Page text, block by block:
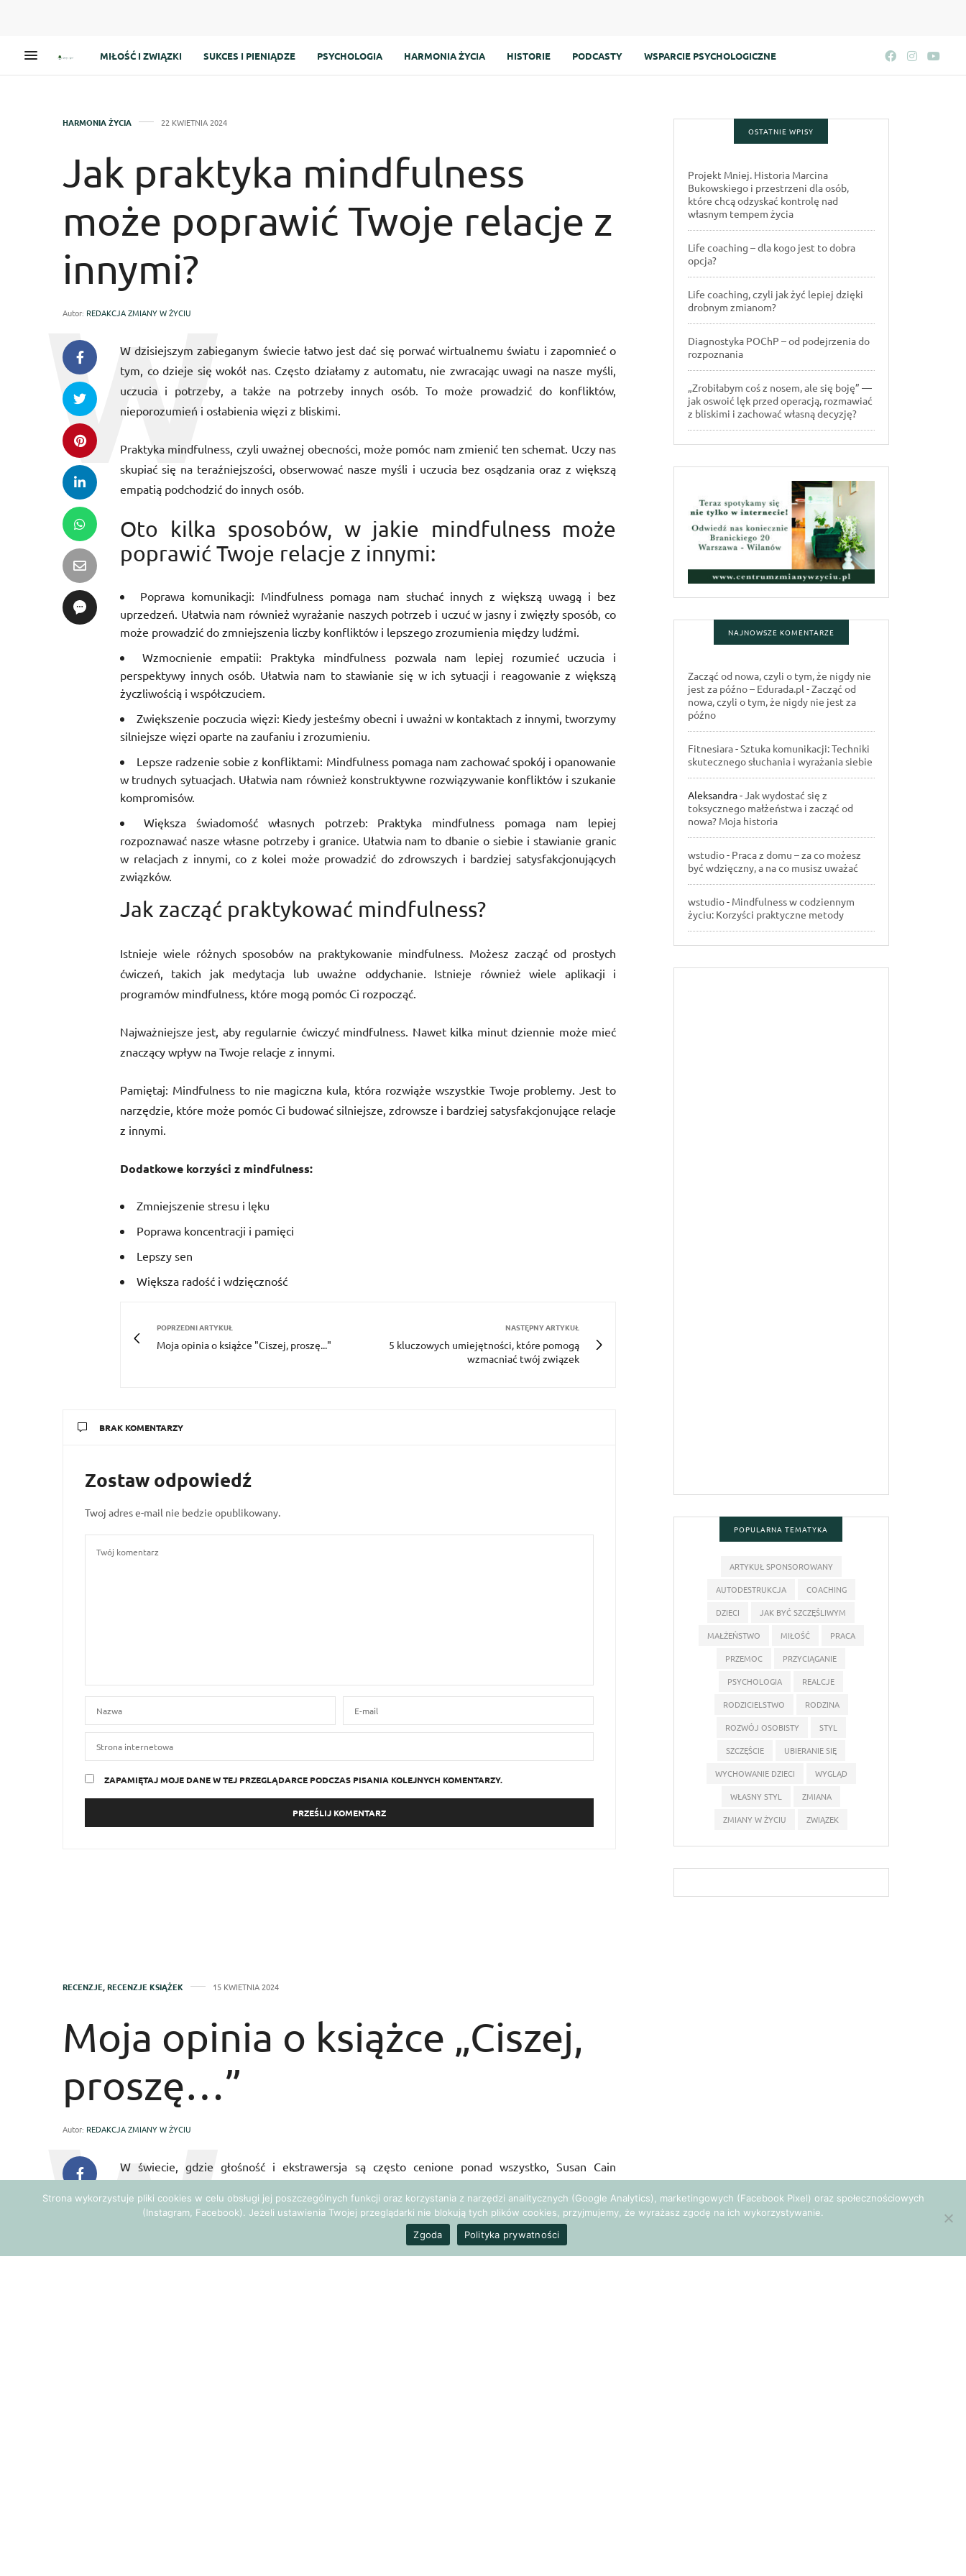
MIŁOŚĆ I ZWIĄZKI SUKCES I PIENIĄDZE PSYCHOLOGIA HARMONIA ŻYCIA HISTORIE PODCASTY WSPARCIE PSYCHOLOGICZNE
HARMONIA ŻYCIA 22 KWIETNIA 2024
Jak praktyka mindfulness
może poprawić Twoje relacje z
innymi?
Autor: REDAKCJA ZMIANY W ŻYCIU
W dzisiejszym zabieganym świecie łatwo jest dać się porwać wirtualnemu światu i zapomnieć o
tym, co dzieje się wokół nas. Często działamy z automatu, nie zwracając uwagi na nasze myśli,
uczucia i potrzeby, a także na potrzeby innych osób. To może prowadzić do konfliktów,
nieporozumień i osłabienia więzi z bliskimi.
Praktyka mindfulness, czyli uważnej obecności, może pomóc nam zmienić ten schemat. Uczy nas
skupiać się na teraźniejszości, obserwować nasze myśli i uczucia bez osądzania oraz z większą
empatią podchodzić do innych osób.
Oto kilka sposobów, w jakie mindfulness może
poprawić Twoje relacje z innymi:
Poprawa komunikacji: Mindfulness pomaga nam słuchać innych z większą uwagą i bez
uprzedzeń. Ułatwia nam również wyrażanie naszych potrzeb i uczuć w jasny i zwięzły sposób, co
może prowadzić do zmniejszenia liczby konfliktów i lepszego zrozumienia między ludźmi.
Wzmocnienie empatii: Praktyka mindfulness pozwala nam lepiej rozumieć uczucia i
perspektywy innych osób. Ułatwia nam to stawianie się w ich sytuacji i reagowanie z większą
życzliwością i współczuciem.
Zwiększenie poczucia więzi: Kiedy jesteśmy obecni i uważni w kontaktach z innymi, tworzymy
silniejsze więzi oparte na zaufaniu i zrozumieniu.
Lepsze radzenie sobie z konfliktami: Mindfulness pomaga nam zachować spokój i opanowanie
w trudnych sytuacjach. Ułatwia nam również konstruktywne rozwiązywanie konfliktów i szukanie
kompromisów.
Większa świadomość własnych potrzeb: Praktyka mindfulness pomaga nam lepiej
rozpoznawać nasze własne potrzeby i granice. Ułatwia nam to dbanie o siebie i stawianie granic
w relacjach z innymi, co z kolei może prowadzić do zdrowszych i bardziej satysfakcjonujących
związków.
Jak zacząć praktykować mindfulness?
Istnieje wiele różnych sposobów na praktykowanie mindfulness. Możesz zacząć od prostych
ćwiczeń, takich jak medytacja lub uważne oddychanie. Istnieje również wiele aplikacji i
programów mindfulness, które mogą pomóc Ci rozpocząć.
Najważniejsze jest, aby regularnie ćwiczyć mindfulness. Nawet kilka minut dziennie może mieć
znaczący wpływ na Twoje relacje z innymi.
Pamiętaj: Mindfulness to nie magiczna kula, która rozwiąże wszystkie Twoje problemy. Jest to
narzędzie, które może pomóc Ci budować silniejsze, zdrowsze i bardziej satysfakcjonujące relacje
z innymi.
Dodatkowe korzyści z mindfulness:
Zmniejszenie stresu i lęku
Poprawa koncentracji i pamięci
Lepszy sen
Większa radość i wdzięczność
POPRZEDNI ARTYKUŁ
Moja opinia o książce "Ciszej, proszę..."
NASTĘPNY ARTYKUŁ
5 kluczowych umiejętności, które pomogą
wzmacniać twój związek
BRAK KOMENTARZY
Zostaw odpowiedź
Twoj adres e-mail nie bedzie opublikowany.
ZAPAMIĘTAJ MOJE DANE W TEJ PRZEGLĄDARCE PODCZAS PISANIA KOLEJNYCH KOMENTARZY.
OSTATNIE WPISY
Projekt Mniej. Historia Marcina
Bukowskiego i przestrzeni dla osób,
które chcą odzyskać kontrolę nad
własnym tempem życia
Life coaching – dla kogo jest to dobra
opcja?
Life coaching, czyli jak żyć lepiej dzięki
drobnym zmianom?
Diagnostyka POChP – od podejrzenia do
rozpoznania
„Zrobiłabym coś z nosem, ale się boję” —
jak oswoić lęk przed operacją, rozmawiać
z bliskimi i zachować własną decyzję?
NAJNOWSZE KOMENTARZE
Zacząć od nowa, czyli o tym, że nigdy nie
jest za późno – Edurada.pl -Zacząć od
nowa, czyli o tym, że nigdy nie jest za
późno
Fitnesiara-Sztuka komunikacji: Techniki
skutecznego słuchania i wyrażania siebie
Aleksandra-Jak wydostać się z
toksycznego małżeństwa i zacząć od
nowa? Moja historia
wstudio- Praca z domu – za co możesz
być wdzięczny, a na co musisz uważać
wstudio- Mindfulness w codziennym
życiu: Korzyści praktyczne metody
POPULARNA TEMATYKA
ARTYKUŁ SPONSOROWANY
AUTODESTRUKCJA
COACHING
DZIECI
JAK BYĆ SZCZĘŚLIWYM
MAŁŻEŃSTWO
MIŁOŚĆ
PRACA
PRZEMOC
PRZYCIĄGANIE
PSYCHOLOGIA
REALCJE
RODZICIELSTWO
RODZINA
ROZWÓJ OSOBISTY
STYL
SZCZĘŚCIE
UBIERANIE SIĘ
WYCHOWANIE DZIECI
WYGLĄD
WŁASNY STYL
ZMIANA
ZMIANY W ŻYCIU
ZWIĄZEK
RECENZJE,RECENZJE KSIĄŻEK 15 KWIETNIA 2024
Moja opinia o książce „Ciszej,
proszę…”
Autor: REDAKCJA ZMIANY W ŻYCIU
W świecie, gdzie głośność i ekstrawersja są często cenione ponad wszystko, Susan Cain
refleksje. „Ciszej, proszę…” to książka, która wywarła na mnie ogromne wrażenie i pozwoliła na
nowo spojrzeć na siebie oraz zrozumieć wartość introwersji.
Strona wykorzystuje pliki cookies w celu obsługi jej poszczególnych funkcji oraz korzystania z narzędzi analitycznych (Google Analytics), marketingowych (Facebook Pixel) oraz społecznościowych
(Instagram, Facebook). Jeżeli ustawienia Twojej przeglądarki nie blokują tych plików cookies, przyjmujemy, że wyrażasz zgodę na ich wykorzystywanie.
Zgoda
Polityka prywatności